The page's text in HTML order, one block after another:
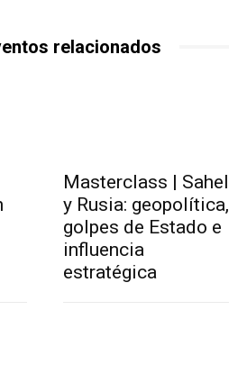
relacionados
Masterclass | Sahel
y Rusia: geopolítica,
golpes de Estado e
influencia
estratégica